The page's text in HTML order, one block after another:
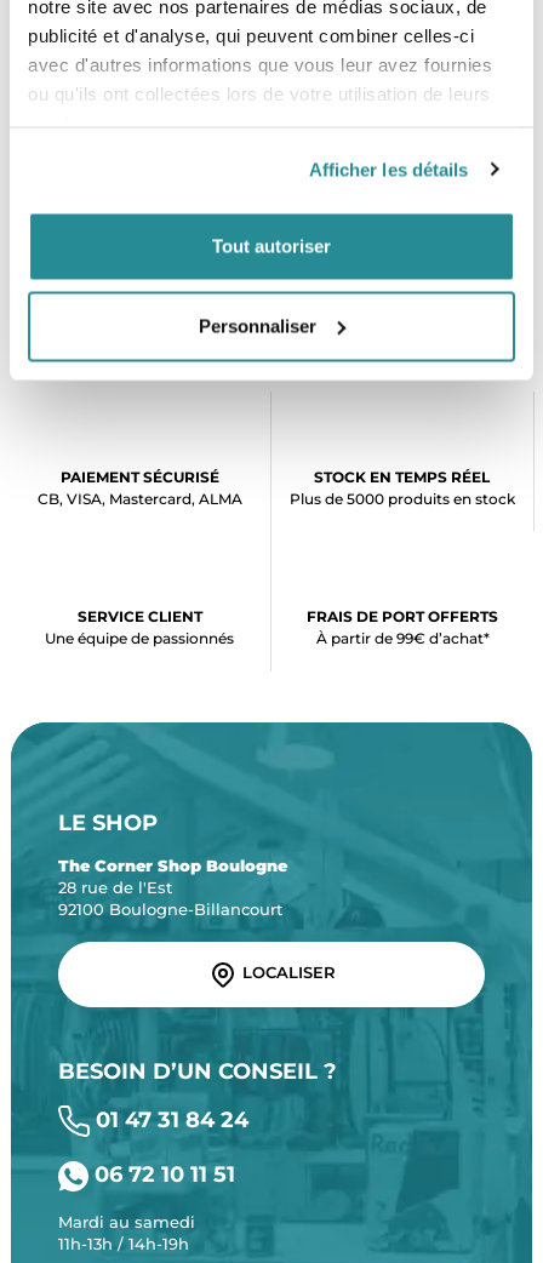
notre site avec nos partenaires de médias sociaux, de
publicité et d'analyse, qui peuvent combiner celles-ci
avec d'autres informations que vous leur avez fournies
ou qu'ils ont collectées lors de votre utilisation de leurs
Afficher les détails
Tout autoriser
Personnaliser
141x41,5cm
Livrée avec :
Ailerons
PAIEMENT SÉCURISÉ
CB, VISA, Mastercard, ALMA
STOCK EN TEMPS RÉEL
Plus de 5000 produits en stock
SERVICE CLIENT
Une équipe de passionnés
FRAIS DE PORT OFFERTS
À partir de 99€ d’achat*
LE SHOP
The Corner Shop Boulogne
28 rue de l'Est
92100 Boulogne-Billancourt
LOCALISER
BESOIN D’UN CONSEIL ?
01 47 31 84 24
06 72 10 11 51
Mardi au samedi
11h-13h / 14h-19h